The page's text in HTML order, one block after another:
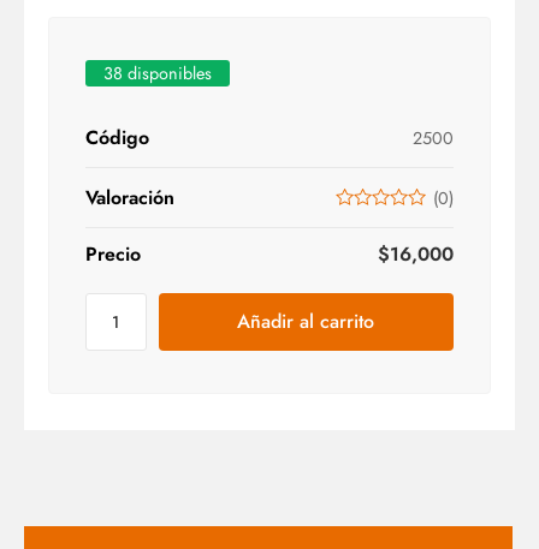
38 disponibles
Código 2500
Valoración (0)
Precio $16,000
Añadir al carrito